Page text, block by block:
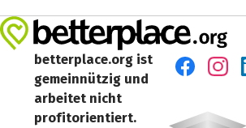
betterplace.org ist
gemeinnützig und
arbeitet nicht
profitorientiert.